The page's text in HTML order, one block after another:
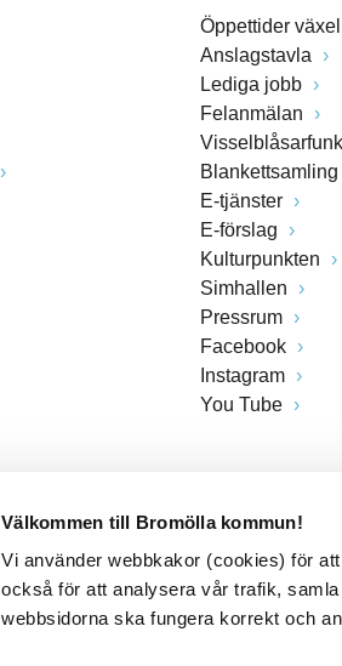
Välkommen till Bromölla kommun!
Vi använder webbkakor (cookies) för
också för att analysera vår trafik,
webbsidorna ska fungera korrekt och
Öppettider
Anslagstavla
Lediga jobb
Felanmälan
Blankettsamling
E-tjänster
E-förslag
Kulturpunkten
Simhallen
Pressrum
Facebook
Instagram
You Tube